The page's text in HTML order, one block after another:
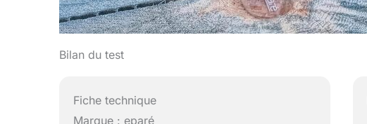
Bilan du test
Fiche technique
Marque : eparé